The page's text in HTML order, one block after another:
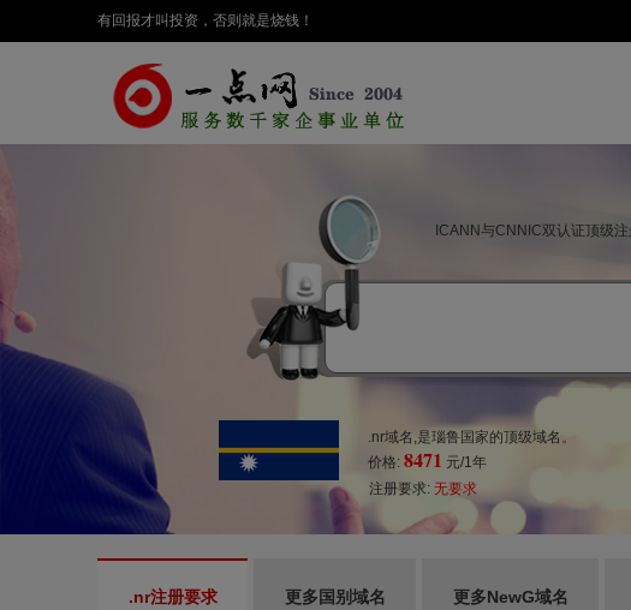
有回报才叫投资，否则就是烧钱！
ICANN与CNNIC双认证顶级注
.nr域名,是瑙鲁国家的顶级域名。
价格: 8471 元/1年
注册要求: 无要求
.nr注册要求 更多国别域名 更多NewG域名